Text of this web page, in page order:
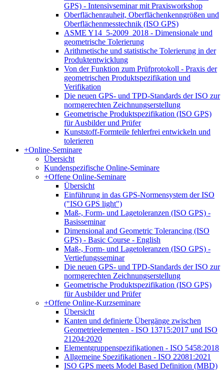
GPS) - Intensivseminar mit Praxisworkshop
Oberflächenrauheit, Oberflächenkenngrößen und
Oberflächenmesstechnik (ISO GPS)
ASME Y14_5-2009_2018 - Dimensionale und
geometrische Tolerierung
Arithmetische und statistische Tolerierung in der
Produktentwicklung
Von der Funktion zum Prüfprotokoll - Praxis der
geometrischen Produktspezifikation und
Verifikation
Die neuen GPS- und TPD-Standards der ISO zur
normgerechten Zeichnungserstellung
Geometrische Produktspezifikation (ISO GPS)
für Ausbilder und Prüfer
Kunststoff-Formteile fehlerfrei entwickeln und
tolerieren
+Online-Seminare
Übersicht
Kundenspezifische Online-Seminare
+Offene Online-Seminare
Übersicht
Einführung in das GPS-Normensystem der ISO
("ISO GPS light")
Maß-, Form- und Lagetoleranzen (ISO GPS) -
Basisseminar
Dimensional and Geometric Tolerancing (ISO
GPS) - Basic Course - English
Maß-, Form- und Lagetoleranzen (ISO GPS) -
Vertiefungsseminar
Die neuen GPS- und TPD-Standards der ISO zur
normgerechten Zeichnungserstellung
Geometrische Produktspezifikation (ISO GPS)
für Ausbilder und Prüfer
+Offene Online-Kurzseminare
Übersicht
Kanten und definierte Übergänge zwischen
Geometrieelementen - ISO 13715:2017 und ISO
21204:2020
Elementgruppenspezifikationen - ISO 5458:2018
Allgemeine Spezifikationen - ISO 22081:2021
ISO GPS meets Model Based Definition (MBD)